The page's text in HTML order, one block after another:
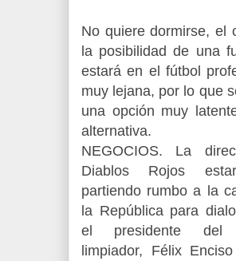
No quiere dormirse, el
la posibilidad de una
estará en el fútbol
muy lejana, por lo que
una opción muy
alternativa.
NEGOCIOS. La
Diablos Rojos
partiendo rumbo a la
la República para
el presidente del
limpiador, Félix